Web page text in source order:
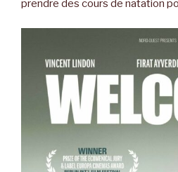
prendre des cours de natation